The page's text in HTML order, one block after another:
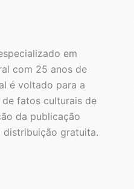
em
com 25 anos de
é voltado para a
fatos culturais de
da publicação
distribuição gratuita.